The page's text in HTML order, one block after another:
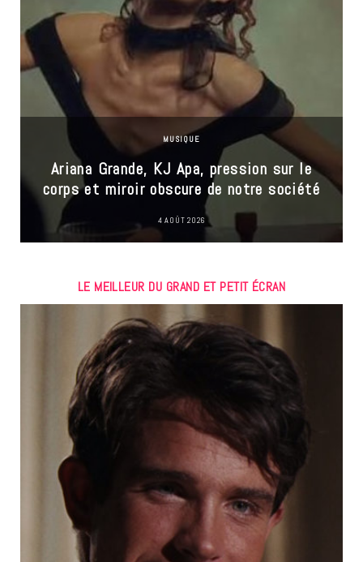
MUSIQUE
Ariana Grande, KJ Apa, pression sur le
corps et miroir obscure de notre société
4 AOÛT 2026
LE MEILLEUR DU GRAND ET PETIT ÉCRAN